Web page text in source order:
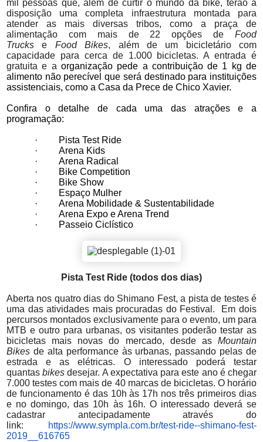
mil pessoas que, além de curtir o mundo da bike, terão a
disposição uma completa infraestrutura montada para
atender as mais diversas tribos, como a praça de
alimentação com mais de 22 opções de Food
Trucks e Food Bikes, além de um bicicletário com
capacidade para cerca de
1.000 bicicletas. A entrada é
gratuita e a organização pede a contribuição de 1 kg de
alimento não perecível que será destinado para instituições
assistenciais, como a Casa da Prece de Chico Xavier.
Confira o detalhe de cada uma das atrações e a
programação:
·
Pista Test Ride
·
Arena Kids
·
Arena Radical
·
Bike Competition
·
Bike Show
·
Espaço Mulher
·
Arena Mobilidade & Sustentabilidade
·
Arena Expo e Arena Trend
·
Passeio Ciclístico
Pista Test Ride (todos dos dias)
Aberta nos quatro dias do Shimano Fest, a pista de testes é
uma das atividades mais procuradas do Festival. Em dois
percursos montados exclusivamente para o evento, um para
MTB e outro para urbanas, os visitantes poderão testar as
bicicletas mais novas do mercado, desde as Mountain
Bikes de alta performance às urbanas, passando pelas de
estrada e as elétricas. O interessado poderá testar
quantasbikes desejar. A expectativa para este ano é chegar
7.000 testes com mais de 40 marcas de bicicletas. O horário
de funcionamento é das 10h às 17h nos três primeiros dias
e no domingo, das 10h às 16h. O interessado deverá se
cadastrar antecipadamente através do
link:
https://www.sympla.com.br/test-ride--shimano-fest-
2019__ 616765